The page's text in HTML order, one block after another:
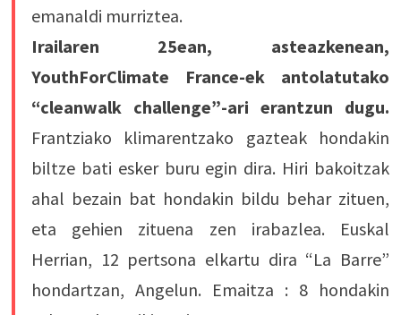
emanaldi murriztea.
Irailaren 25ean, asteazkenean,
YouthForClimate France-ek antolatutako
“cleanwalk challenge”-ari erantzun dugu.
Frantziako klimarentzako gazteak hondakin
biltze bati esker buru egin dira. Hiri bakoitzak
ahal bezain bat hondakin bildu behar zituen,
eta gehien zituena zen irabazlea. Euskal
Herrian, 12 pertsona elkartu dira “La Barre”
hondartzan, Angelun. Emaitza : 8 hondakin